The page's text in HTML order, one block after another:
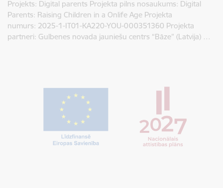
Projekts: Digital parents Projekta pilns nosaukums: Digital
Parents: Raising Children in a Onlife Age Projekta
numurs: 2025-1-IT01-KA220-YOU-000351360 Projekta
partneri: Gulbenes novada jauniešu centrs “Bāze” (Latvija) …